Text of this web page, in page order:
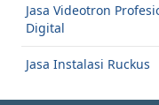
Jasa Videotron
Digital
Jasa Instalasi Ruckus